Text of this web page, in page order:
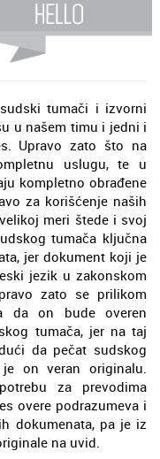
tumači i izvorni
u našem timu i jedni i
Upravo zato što na
uslugu, te u
kompletno obrađene
za korišćenje naših
meri štede i svoj
tumača ključna
jer dokument koji je
jezik u zakonskom
zato se prilikom
da on bude overen
tumača, jer na taj
da pečat sudskog
on veran originalu.
za prevodima
overe podrazumeva i
dokumenata, pa je iz
na uvid.